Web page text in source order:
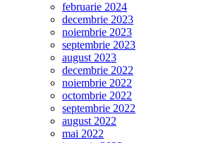
februarie 2024
decembrie 2023
noiembrie 2023
septembrie 2023
august 2023
decembrie 2022
noiembrie 2022
octombrie 2022
septembrie 2022
august 2022
mai 2022